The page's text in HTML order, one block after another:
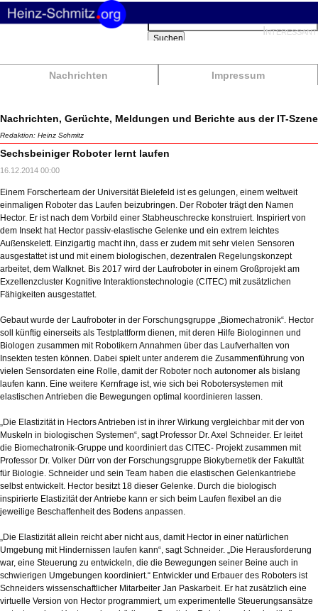
Nachrichten Impressum
Suchbegriffe
Suchen
Nachrichten, Gerüchte, Meldungen und Berichte aus der IT-Szene
Redaktion: Heinz Schmitz
Sechsbeiniger Roboter lernt laufen
16.12.2014 00:00
Einem Forscherteam der Universität Bielefeld ist es gelungen, einem weltweit
einmaligen Roboter das Laufen beizubringen. Der Roboter trägt den Namen
Hector. Er ist nach dem Vorbild einer Stabheuschrecke konstruiert. Inspiriert von
dem Insekt hat Hector passiv-elastische Gelenke und ein extrem leichtes
Außenskelett. Einzigartig macht ihn, dass er zudem mit sehr vielen Sensoren
ausgestattet ist und mit einem biologischen, dezentralen Regelungskonzept
arbeitet, dem Walknet. Bis 2017 wird der Laufroboter in einem Großprojekt am
Exzellenzcluster Kognitive Interaktionstechnologie (CITEC) mit zusätzlichen
Fähigkeiten ausgestattet.
Gebaut wurde der Laufroboter in der Forschungsgruppe „Biomechatronik“. Hector
soll künftig einerseits als Testplattform dienen, mit deren Hilfe Biologinnen und
Biologen zusammen mit Robotikern Annahmen über das Laufverhalten von
Insekten testen können. Dabei spielt unter anderem die Zusammenführung von
vielen Sensordaten eine Rolle, damit der Roboter noch autonomer als bislang
laufen kann. Eine weitere Kernfrage ist, wie sich bei Robotersystemen mit
elastischen Antrieben die Bewegungen optimal koordinieren lassen.
„Die Elastizität in Hectors Antrieben ist in ihrer Wirkung vergleichbar mit der von
Muskeln in biologischen Systemen“, sagt Professor Dr. Axel Schneider. Er leitet
die Biomechatronik-Gruppe und koordiniert das CITEC- Projekt zusammen mit
Professor Dr. Volker Dürr von der Forschungsgruppe Biokybernetik der Fakultät
für Biologie. Schneider und sein Team haben die elastischen Gelenkantriebe
selbst entwickelt. Hector besitzt 18 dieser Gelenke. Durch die biologisch
inspirierte Elastizität der Antriebe kann er sich beim Laufen flexibel an die
jeweilige Beschaffenheit des Bodens anpassen.
„Die Elastizität allein reicht aber nicht aus, damit Hector in einer natürlichen
Umgebung mit Hindernissen laufen kann“, sagt Schneider. „Die Herausforderung
war, eine Steuerung zu entwickeln, die die Bewegungen seiner Beine auch in
schwierigen Umgebungen koordiniert.“ Entwickler und Erbauer des Roboters ist
Schneiders wissenschaftlicher Mitarbeiter Jan Paskarbeit. Er hat zusätzlich eine
virtuelle Version von Hector programmiert, um experimentelle Steuerungsansätze